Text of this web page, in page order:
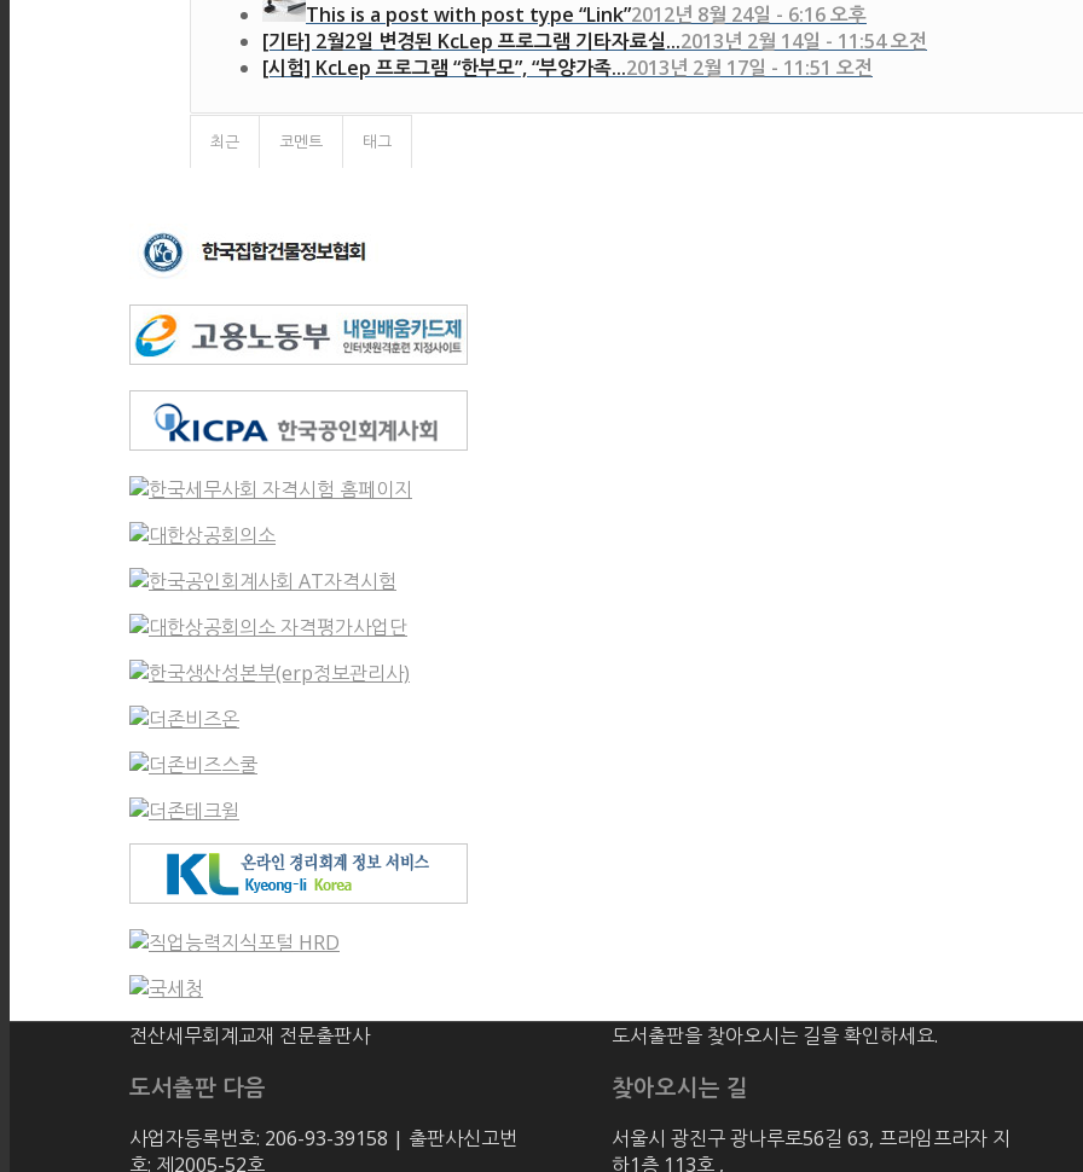
This is a post with post type “Link”2012년 8월 24일 - 6:16 오후
[기타] 2월2일 변경된 KcLep 프로그램 기타자료실...2013년 2월 14일 - 11:54 오전
[시험] KcLep 프로그램 “한부모”, “부양가족...2013년 2월 17일 - 11:51 오전
최근 코멘트 태그
전산세무회계교재 전문출판사
도서출판 다음
사업자등록번호: 206-93-39158 | 출판사신고번
호: 제2005-52호
도서출판을 찾아오시는 길을 확인하세요.
찾아오시는 길
서울시 광진구 광나루로56길 63, 프라임프라자 지
하1층 113호 ,